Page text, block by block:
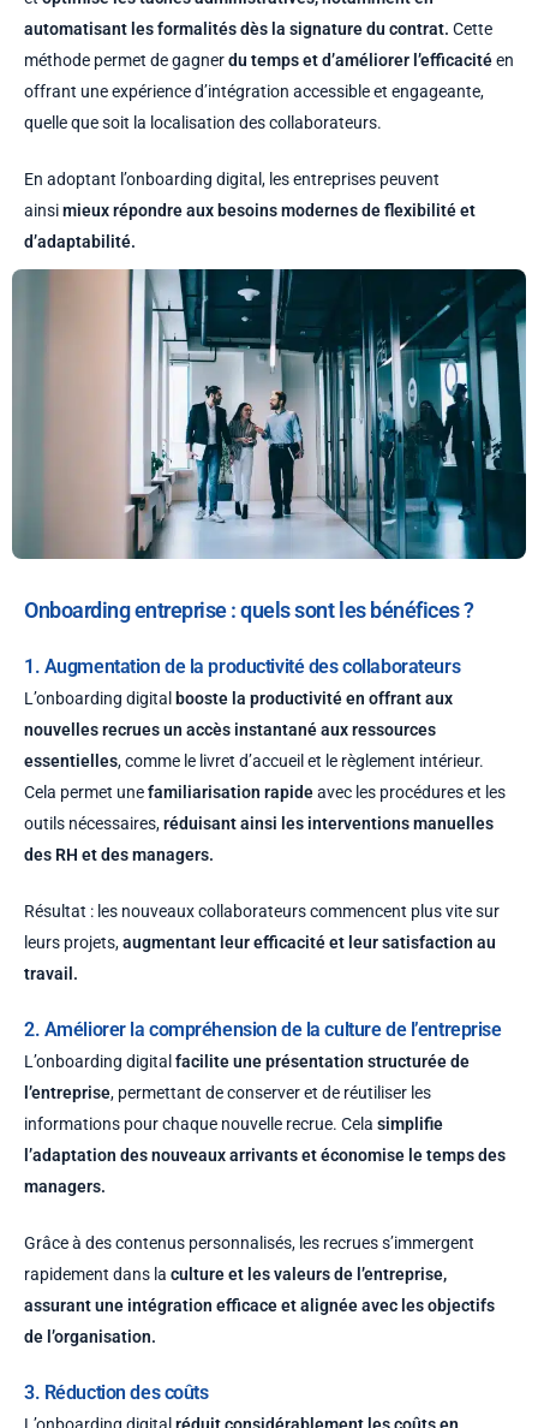
automatisant les formalités dès la signature du contrat. Cette
méthode permet de gagnerdu temps et d’améliorer l’efficacitéen
offrant une expérience d’intégration accessible et engageante,
quelle que soit la localisation des collaborateurs.
En adoptant l’onboarding digital, les entreprises peuvent
ainsimieux répondre aux besoins modernes de flexibilité et
d’adaptabilité.
Onboarding entreprise : quels sont les bénéfices ?
1. Augmentation de la productivité des collaborateurs
L’onboarding digital booste la productivité en offrant aux
nouvelles recrues un accès instantané aux ressources
essentielles, comme le livret d’accueil et le règlement intérieur.
Cela permet unefamiliarisation rapideavec les procédures et les
outils nécessaires,réduisant ainsi les interventions manuelles
des RH et des managers.
Résultat : les nouveaux collaborateurs commencent plus vite sur
leurs projets,augmentant leur efficacité et leur satisfaction au
travail.
2. Améliorer la compréhension de la culture de l’entreprise
L’onboarding digital facilite une présentation structurée de
l’entreprise, permettant de conserver et de réutiliser les
informations pour chaque nouvelle recrue. Cela simplifie
l’adaptation des nouveaux arrivants et économise le temps des
managers.
Grâce à des contenus personnalisés, les recrues s’immergent
rapidement dans la culture et les valeurs de l’entreprise,
assurant une intégration efficace et alignée avec les objectifs
de l’organisation.
3. Réduction des coûts
L’onboarding digital réduit considérablement les coûts en